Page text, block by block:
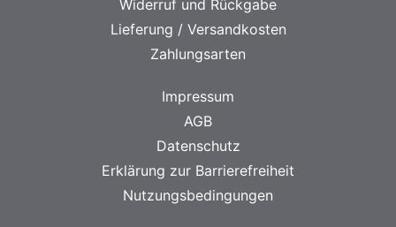
Widerruf und Rückgabe
Lieferung / Versandkosten
Zahlungsarten
Impressum
AGB
Datenschutz
Erklärung zur Barrierefreiheit
Nutzungsbedingungen